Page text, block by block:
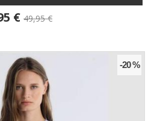
€ 49,95 €
-20 %